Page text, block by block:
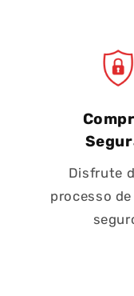
Disfrute
processo